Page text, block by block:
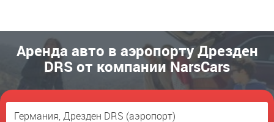
Аренда авто в аэропорту Дрезден
DRS от компании NarsCars